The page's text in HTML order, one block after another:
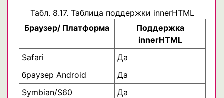
Табл. 8.17. Таблица поддержки innerHTML
Браузер/ Платформа
Поддержка
innerHTML
Safari
Да
браузер Android
Да
Symbian/S60
Да